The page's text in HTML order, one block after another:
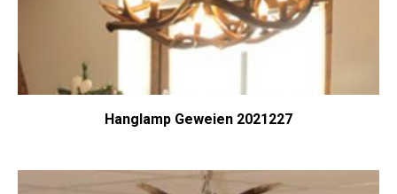
Hanglamp Geweien 2021227